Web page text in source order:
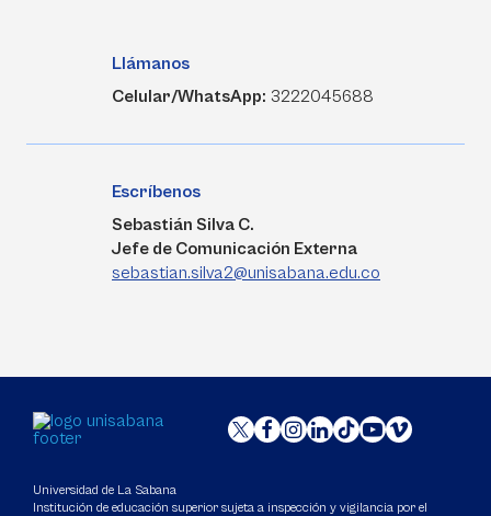
Llámanos
Celular/WhatsApp: 3222045688
Escríbenos
Sebastián Silva C.
Jefe de Comunicación Externa
sebastian.silva2@unisabana.edu.co
Universidad de La Sabana
Institución de educación superior sujeta a inspección y vigilancia por el